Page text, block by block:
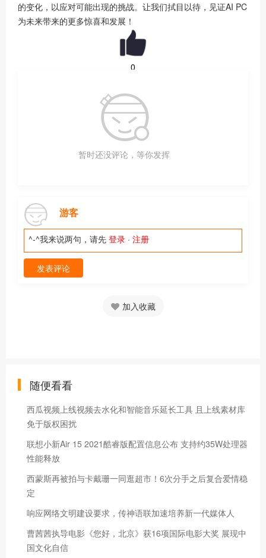
的变化，以应对可能出现的挑战。让我们拭目以待，见证AI PC
为未来带来的更多惊喜和发展！
0
暂时还没评论，等你发挥
游客
^-^我来说两句，请先 登录 · 注册
发表评论
加入收藏
随便看看
西瓜视频上线视频去水化和智能音乐延长工具 且上线素材库
免于版权困扰
联想小新Air 15 2021酷睿版配置信息公布 支持约35W处理器
性能释放
西蒙斯再被拍与卡戴珊一同逛超市！6次分手之后复合爱情稳
定
响应网络文明建设要求，传神语联加速培养新一代媒体人
曹茜茜执导电影《您好，北京》获16项国际电影大奖 展现中
国文化自信